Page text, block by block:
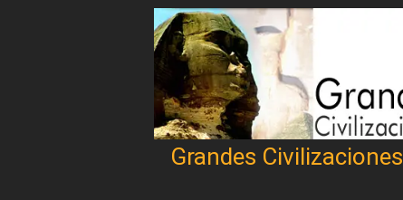
Grandes Civilizaciones